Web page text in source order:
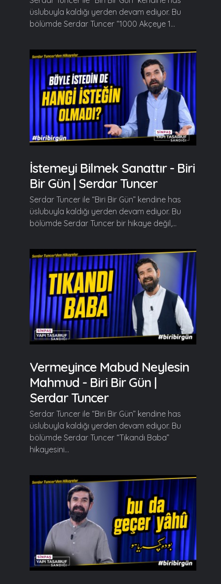
üslubuyla kaldığı yerden devam ediyor. Bu
bölümde Serdar Tuncer “1000 Akçeye 1...
İstemeyi Bilmek Sanattır - Biri
Bir Gün | Serdar Tuncer
Serdar Tuncer ile “Biri Bir Gün” kendine has
üslubuyla kaldığı yerden devam ediyor. Bu
bölümde Serdar Tuncer bir hikaye değil,...
Vermeyince Mabud Neylesin
Mahmud - Biri Bir Gün |
Serdar Tuncer
Serdar Tuncer ile “Biri Bir Gün” kendine has
üslubuyla kaldığı yerden devam ediyor. Bu
bölümde Serdar Tuncer “Tıkandı Baba”
hikayesini...